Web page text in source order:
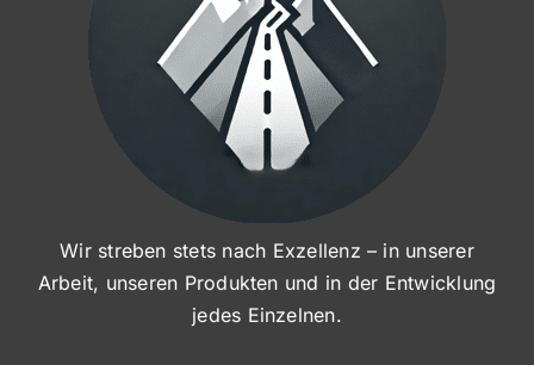
Wir streben stets nach Exzellenz – in unserer
Arbeit, unseren Produkten und in der Entwicklung
jedes Einzelnen.